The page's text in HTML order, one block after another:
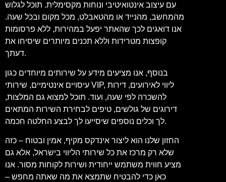
עם עיצוב אינטואיטיבי ונוחות מקסימלית. תוכל לגלוש
מהמחשב, מהנייד או מהטאבלט, מכל מקום ובכל שעה.
אנו דואגים לכך שהאתר יפעל במהירות, ללא פרסומות
קופצות מטרידות וללא תכנים מיותרים שיסיחו את
דעתך.
בנוסף, אנו מציעים מידע על שירותים מיוחדים כגון
עיסויים אינטימיים, שירותי VIP, ליווי לאירועים, דירות
להשכרה לפי שעה, ועוד. תוכל למצוא גם המלצות,
דירוגים של גולשים, טיפים לבחירת השירות המתאים
לך וכלים נוספים שיסייעו לך לבצע החלטה חכמה.
החזון שלנו הוא ליצור אינדקס מקיף, אמין ובטוח – כזה
שלא רק מרכז את כל שירותי הליווי בישראל, אלא גם
מציע חווית משתמש ייחודית ושירות לקוחות מסור. אנו
כאן כדי להבטיח שתמצא את מה שאתה מחפש –